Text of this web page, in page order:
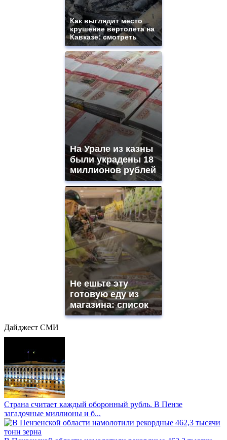
Как выглядит место
крушение вертолета на
Кавказе: смотреть
На Урале из казны
были украдены 18
миллионов рублей
Не ешьте эту
готовую еду из
магазина: список
Дайджест СМИ
Страна считает каждый оборонный рубль. В Пензе
загадочные миллионы и б...